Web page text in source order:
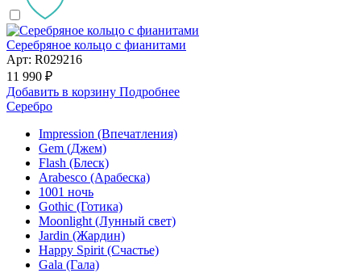
Серебряное кольцо с фианитами
Арт: R029216
11 990 ₽
Добавить в корзину Подробнее
Серебро
Impression (Впечатления)
Gem (Джем)
Flash (Блеск)
Arabesco (Арабеска)
1001 ночь
Gothic (Готика)
Moonlight (Лунный свет)
Jardin (Жардин)
Happy Spirit (Счастье)
Gala (Гала)